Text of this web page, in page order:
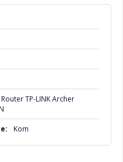
Router TP-LINK Archer
Kom